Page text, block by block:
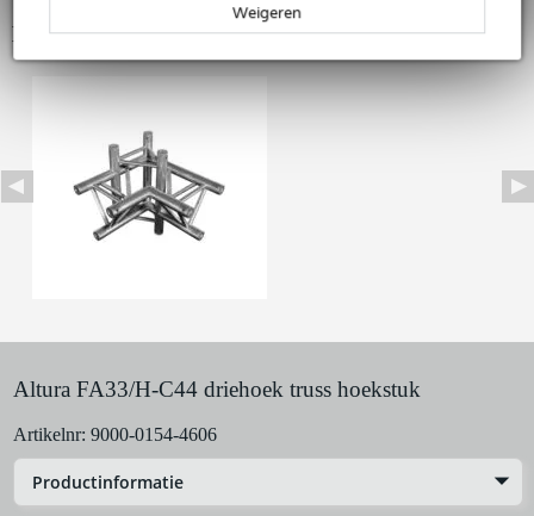
Weigeren
Huur dit product
Bekijk ook eens (1)
Altura FA33/H-C44 driehoek truss hoekstuk
Artikelnr: 9000-0154-4606
Productinformatie